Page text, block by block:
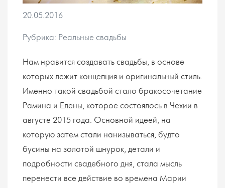
20.05.2016
Рубрика: Реальные свадьбы
Нам нравится создавать свадьбы, в основе
которых лежит концепция и оригинальный стиль.
Именно такой свадьбой стало бракосочетание
Рамина и Елены, которое состоялось в Чехии в
августе 2015 года. Основной идеей, на
которую затем стали нанизываться, будто
бусины на золотой шнурок, детали и
подробности свадебного дня, стала мысль
перенести все действие во времена Марии